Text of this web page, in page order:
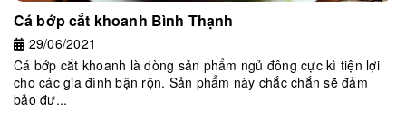
Cá bớp cắt khoanh Bình Thạnh
29/06/2021
Cá bớp cắt khoanh là dòng sản phẩm ngủ đông cực kì tiện lợi
cho các gia đình bận rộn. Sản phẩm này chắc chắn sẽ đảm
bảo đư...